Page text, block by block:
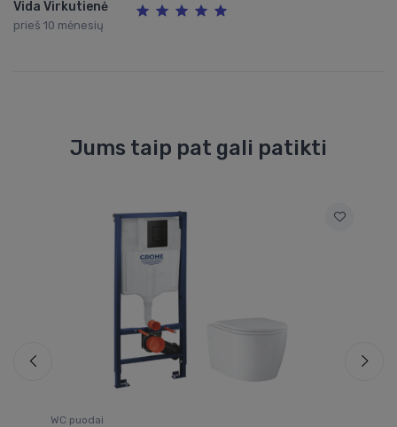
Vida Virkutienė
prieš 10 mėnesių
Jums taip pat gali patikti
WC puodai